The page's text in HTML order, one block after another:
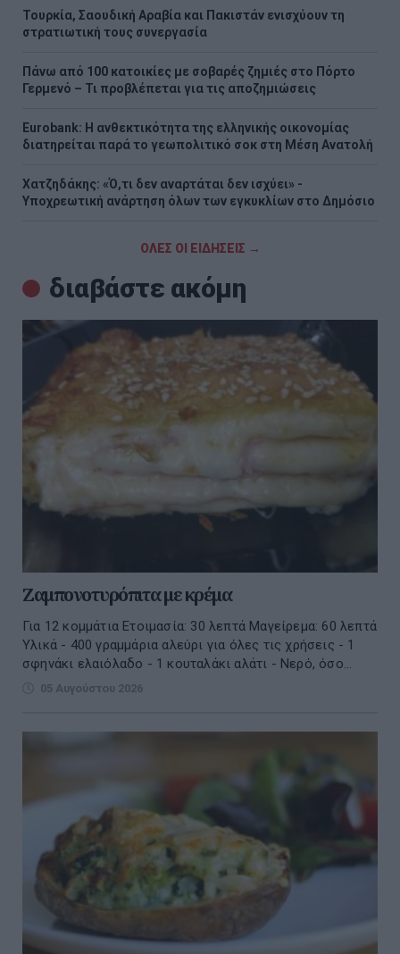
Τουρκία, Σαουδική Αραβία και Πακιστάν ενισχύουν τη
στρατιωτική τους συνεργασία
Πάνω από 100 κατοικίες με σοβαρές ζημιές στο Πόρτο
Γερμενό – Τι προβλέπεται για τις αποζημιώσεις
Eurobank: Η ανθεκτικότητα της ελληνικής οικονομίας
διατηρείται παρά το γεωπολιτικό σοκ στη Μέση Ανατολή
Χατζηδάκης: «Ό,τι δεν αναρτάται δεν ισχύει» -
Υποχρεωτική ανάρτηση όλων των εγκυκλίων στο Δημόσιο
ΟΛΕΣ ΟΙ ΕΙΔΗΣΕΙΣ →
διαβάστε ακόμη
Ζαμπονοτυρόπιτα με κρέμα
Για 12 κομμάτια Ετοιμασία: 30 λεπτά Μαγείρεμα: 60 λεπτά
Υλικά - 400 γραμμάρια αλεύρι για όλες τις χρήσεις - 1
σφηνάκι ελαιόλαδο - 1 κουταλάκι αλάτι - Νερό, όσο...
05 Αυγούστου 2026